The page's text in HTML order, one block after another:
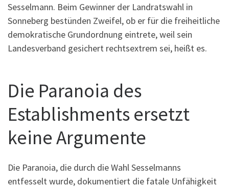
Sesselmann. Beim Gewinner der Landratswahl in
Sonneberg bestünden Zweifel, ob er für die freiheitliche
demokratische Grundordnung eintrete, weil sein
Landesverband gesichert rechtsextrem sei, heißt es.
Die Paranoia des
Establishments ersetzt
keine Argumente
Die Paranoia, die durch die Wahl Sesselmanns
entfesselt wurde, dokumentiert die fatale Unfähigkeit